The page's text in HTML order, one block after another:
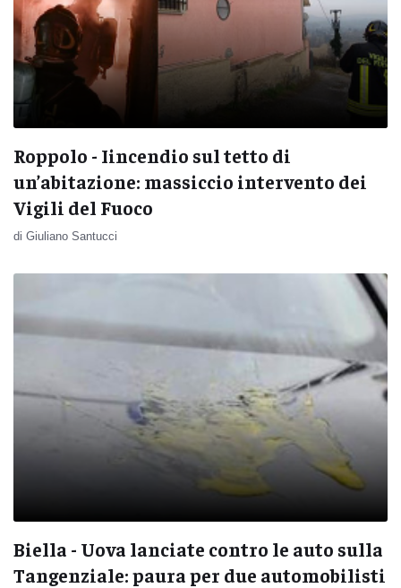
Roppolo - Iincendio sul tetto di
un’abitazione: massiccio intervento dei
Vigili del Fuoco
di Giuliano Santucci
Biella - Uova lanciate contro le auto sulla
Tangenziale: paura per due automobilisti